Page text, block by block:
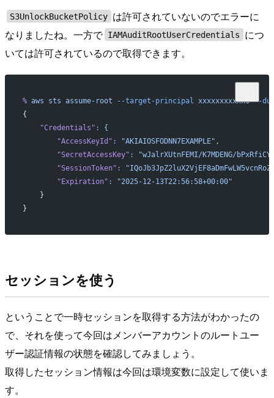
S3UnlockBucketPolicy は許可されていないのでエラーに
なりましたね。一方で IAMAuditRootUserCredentials
につ
いては許可されているので取得できます。
% aws sts assume-root --target-principal xxxxxxxxxxx6 --
{
    "Credentials"
:
{
        "AccessKeyId"
:
"AKIAIOSFODNN7EXAMPLE",
        "SecretAccessKey"
:
"wJalrXUtnFEMI/K7MDENG/
        "SessionToken"
:
        "Expiration"
:
"2025-12-13T22:56:58+00:00"
    }
}
セッションを使う
ということで一時セッションを取得する方法がわかったの
で、それを使って今回はメンバーアカウントのルートユー
ザー認証情報の状態を確認してみましょう。
取得したセッション情報は今回は環境変数に設定して使いま
す。